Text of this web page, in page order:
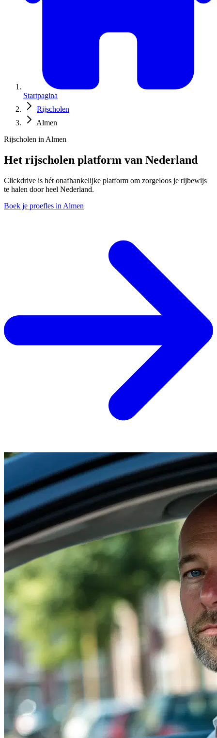
Startpagina
Rijscholen
Almen
Rijscholen in Almen
Het rijscholen platform van Nederland
Clickdrive is hét onafhankelijke platform om zorgeloos je rijbewijs
te halen door heel Nederland.
Boek je proefles in Almen